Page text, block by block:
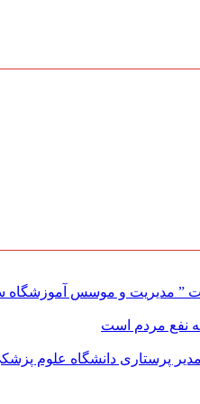
” مدیریت و موسس آموزشگاه
به نفع مردم است
پرستاری دانشگاه علوم